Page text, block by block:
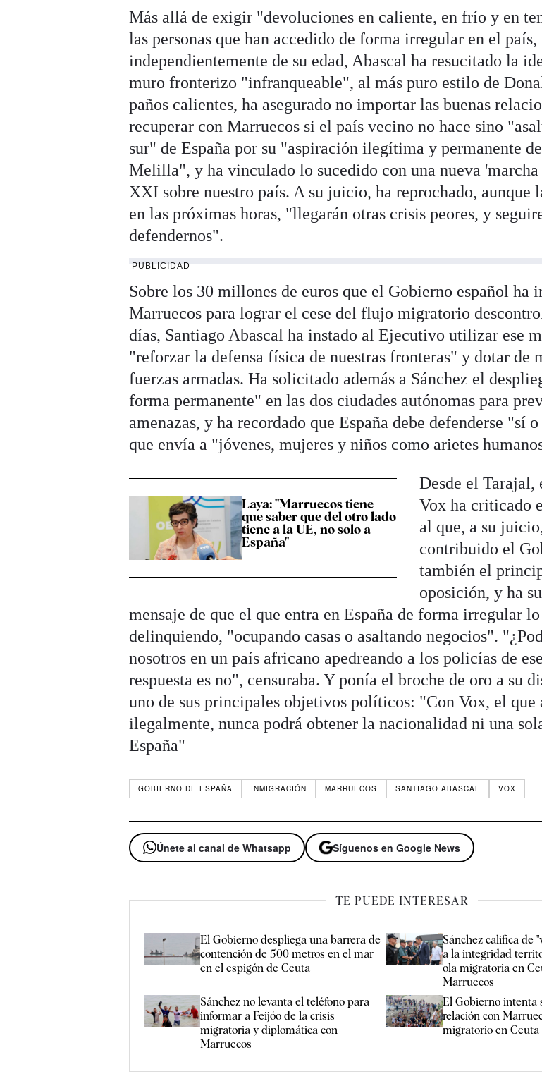
Más allá de exigir "devoluciones en caliente, en frío y en
las personas que han accedido de forma irregular en el país,
independientemente de su edad, Abascal ha resucitado la
muro fronterizo "infranqueable", al más puro estilo de
paños calientes, ha asegurado no importar las buenas
recuperar con Marruecos si el país vecino no hace sino
sur" de España por su "aspiración ilegítima y permanente
Melilla", y ha vinculado lo sucedido con una nueva
XXI sobre nuestro país. A su juicio, ha reprochado, aunque
en las próximas horas, "llegarán otras crisis peores, y
defendernos".
PUBLICIDAD
Sobre los 30 millones de euros que el Gobierno español ha
Marruecos para lograr el cese del flujo migratorio
días, Santiago Abascal ha instado al Ejecutivo utilizar ese
"reforzar la defensa física de nuestras fronteras" y dotar de
fuerzas armadas. Ha solicitado además a Sánchez el
forma permanente" en las dos ciudades autónomas para
amenazas, y ha recordado que España debe defenderse "sí
que envía a "jóvenes, mujeres y niños como arietes
Laya: "Marruecos tiene
que saber que del otro lado
tiene a la UE, no solo a
España"
Desde el Tarajal,
Vox ha criticado
al que, a su
contribuido el
también el
oposición, y ha
mensaje de que el que entra en España de forma irregular
delinquiendo, "ocupando casas o asaltando negocios".
nosotros en un país africano apedreando a los policías de
respuesta es no", censuraba. Y ponía el broche de oro a su
uno de sus principales objetivos políticos: "Con Vox, el que
ilegalmente, nunca podrá obtener la nacionalidad ni una
España"
GOBIERNO DE ESPAÑA INMIGRACIÓN MARRUECOS SANTIAGO ABASCAL VOX
Únete al canal de Whatsapp Síguenos en Google News
TE PUEDE INTERESAR
El Gobierno despliega una barrera de
contención de 500 metros en el mar
en el espigón de Ceuta
Sánchez califica de
a la integridad
ola migratoria en
Marruecos
Sánchez no levanta el teléfono para
informar a Feijóo de la crisis
migratoria y diplomática con
Marruecos
El Gobierno intenta
relación con
migratorio en Ceuta